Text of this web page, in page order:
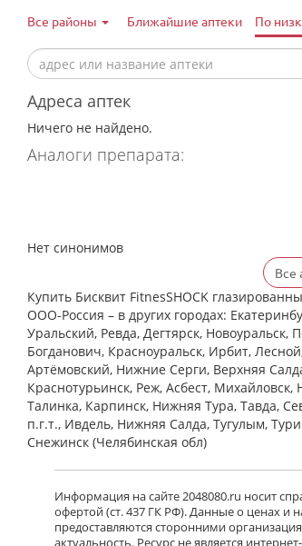
Все районы Ближайшие аптеки По
Адреса аптек
Ничего не найдено.
Аналоги препарата:
Нет синонимов
Все
Купить Бисквит FitnesSHOCK
ООО-Россия – в других городах:
Уральский, Ревда, Дегтярск, Новоуральск,
Богданович, Красноуральск, Ирбит,
Артёмовский, Нижние Cерги, Верхняя
Краснотурьинск, Реж, Асбест,
Талинка, Карпинск, Нижняя Тура, Тавда,
п.г.т., Ивдель, Нижняя Салда, Тугулым,
Снежинск (Челябинская обл)
Информация на сайте 2048080.ru носит
офертой (ст. 437 ГК РФ). Данные о ценах и
предоставляются сторонними
актуальность. Ресурс не является